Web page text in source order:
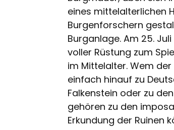
eines mittelalterlichen
Burgenforschern
Burganlage. Am 25.
voller Rüstung zum
im Mittelalter. Wem
einfach hinauf zu
Falkenstein oder zu
gehören zu den
Erkundung der Ruinen